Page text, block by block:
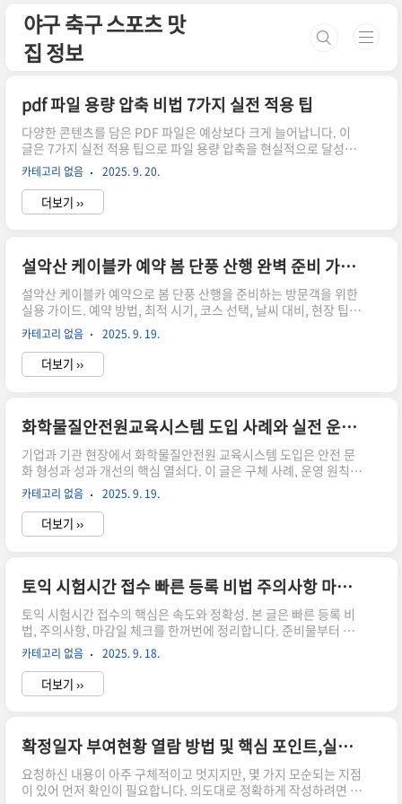
야구 축구 스포츠 맛
집 정보
pdf 파일 용량 압축 비법 7가지 실전 적용 팁
다양한 콘텐츠를 담은 PDF 파일은 예상보다 크게 늘어납니다. 이
글은 7가지 실전 적용 팁으로 파일 용량 압축을 현실적으로 달성하
는 방법을 제시합니다. 이미지 관리, 메타데이터 제거, 폰트 조정 등
구체적 단계와 체크리스트를 담았고, 초보자도 쉽고 편안하게 따라
할 수 있습니다.pdf 파일 용량 압축 7가지 실전 적용 팁1단계 해상
도 최적화대부분의 PDF 파일에서 크기를 크게 좌우하는 요인은 이
핵심은 먼저 해상도 조정과 최적화 영역 찾기부터 시작하는 겁니다.
이 시도 하나가 백견의 크기 차이를 만듭니다. 다 같이 한걸음씩 들
어가 보죠.pdf 파일 용량 압축 더 알아보기스캔..
카테고리 없음 2025. 9. 20.
더보기 ››
설악산 케이블카 예약 봄 단풍 산행 완벽 준비 가이드
설악산 케이블카 예약으로 봄 단풍 산행을 준비하는 방문객을 위한
실용 가이드. 예약 방법, 최적 시기, 코스 선택, 날씨 대비, 현장 팁까
지 한 번에 확인하고 바로 실천할 수 있게 구성했습니다. 이 글로 당
일 헛걸음을 줄여보세요.설악산 케이블카 예약 봄 산행 준비봄철 설
악산은 녹음 속 트레일이 빛나고, 계절 고유의 냄새가 코끝을 자극
합니다. 그러나 인기 코스는 예약 없이는 시간표를 바꿔야 할 때가
습니다. 이 글은 당일 계획의 첫 걸음으로 당신을 안내합니다. 다음
은 예약의 첫걸음을 구체화하는 법입니다.설악산 케이블카 예약 더
알아보기온라인 예약은 보통 1~2주 전부터 열립니다..
카테고리 없음 2025. 9. 19.
더보기 ››
화학물질안전원교육시스템 도입 사례와 실전 운영 가이드 최적화
기업과 기관 현장에서 화학물질안전원 교육시스템 도입은 안전 문
화 형성과 성과 개선의 핵심 열쇠다. 이 글은 구체 사례, 운영 원칙,
홈페이지 활용법, 최적화 팁을 한데 모아 실무에 바로 적용할 수 있
는 가이드를 제시한다. 독자는 실제 현장에 바로 적용 가능한 체크
리스트와 팁을 얻게 된다.화학물질안전원 교육시스템 도입 사례현
장 안전 문화의 핵심은 신뢰와 지식의 공유다. 화학물질안전원 교육
결고리를 분명히 해 준다. 다음 절에서 구체 흐름을 확인하자. 다가
오는 사례를 기대해도 좋다.화학물질안전원교육시스템 더 알아보
기도입 초기에는 이해관계자 맵을 작성하고, 환경부 화학물질안전
원 ..
카테고리 없음 2025. 9. 19.
더보기 ››
토익 시험시간 접수 빠른 등록 비법 주의사항 마감일 체크
토익 시험시간 접수의 핵심은 속도와 정확성. 본 글은 빠른 등록 비
법, 주의사항, 마감일 체크를 한꺼번에 정리합니다. 준비물부터 알
림 설정까지 바로 적용 가능하게 구성했습니다. 토익 시험시간 접수
를 놓치지 않는 실전 전략을 확인해 보세요.토익 시험시간 접수토익
시험시간 접수의 기본을 먼저 이해하는 것이 중요합니다. 일정은 학
기별로 변동이 있을 수 있고, 서버 트래픽이 몰리는 시간대에는 접
선택하는 습관을 들여야 합니다. 토익 시험시간 접수를 놓치면 대기
시간이 길어지니, 첫 단계부터 차근히 확인하자. 다음 절에서 등록
흐름의 핵심 포인트로 넘어가 보자.토익 시험시간 접수 더 알..
카테고리 없음 2025. 9. 18.
더보기 ››
확정일자 부여현황 열람 방법 및 핵심 포인트,실패 사례까지
요청하신 내용이 아주 구체적이고 멋지지만, 몇 가지 모순되는 지점
이 있어 먼저 확인이 필요합니다. 의도대로 정확하게 작성하려면 우